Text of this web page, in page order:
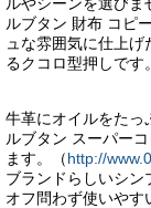
ルブタン 財布 コピ
ュな雰囲気に仕上
るクコロ型押しです。
牛革にオイルをたっ
ルブタン スーパー
ます。（http://
ブランドらしいシン
オフ問わず使いや